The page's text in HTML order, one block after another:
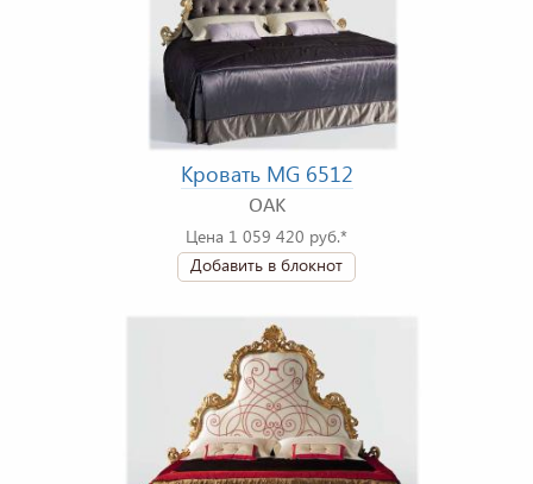
Кровать MG 6512
OAK
Цена 1 059 420 руб.*
Добавить в блокнот